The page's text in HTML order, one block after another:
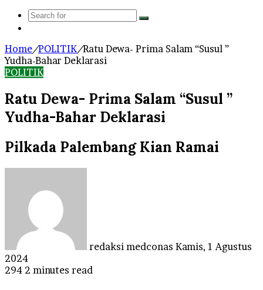
Search
Home/POLITIK/Ratu Dewa- Prima Salam “Susul ”
Yudha-Bahar Deklarasi
POLITIK
Ratu Dewa- Prima Salam “Susul ”
Yudha-Bahar Deklarasi
Pilkada Palembang Kian Ramai
redaksi medconas Kamis, 1 Agustus
2024
294 2 minutes read